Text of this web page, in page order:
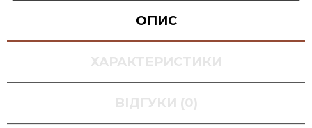
ОПИС
ХАРАКТЕРИСТИКИ
ВІДГУКИ (0)